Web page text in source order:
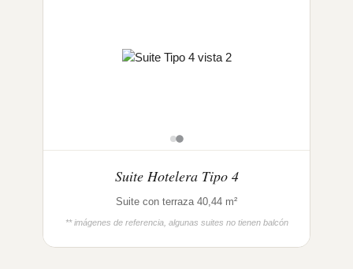
Suite Hotelera Tipo 4
Suite con terraza 40,44 m²
** imágenes de referencia, algunas suites no tienen balcón